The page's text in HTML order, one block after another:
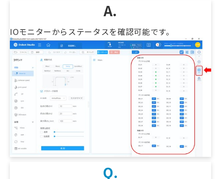
A.
IOモニターからステータスを確認可能です。
Q.